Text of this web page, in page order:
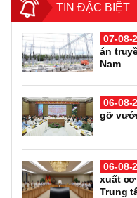
TIN ĐẶC BIỆT
07-08-
án
Nam
06-08-
gỡ
06-08-
xuất
Trung